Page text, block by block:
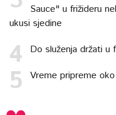
Sauce" u frižideru
ukusi sjedine
Do služenja držati u
Vreme pripreme